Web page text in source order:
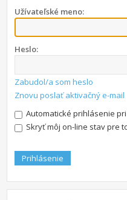
Užívateľské meno:
Heslo:
Zabudol/a som heslo
Znovu poslať aktivačný e-mail
Automatické prihlásenie
Skryť môj on-line stav pre